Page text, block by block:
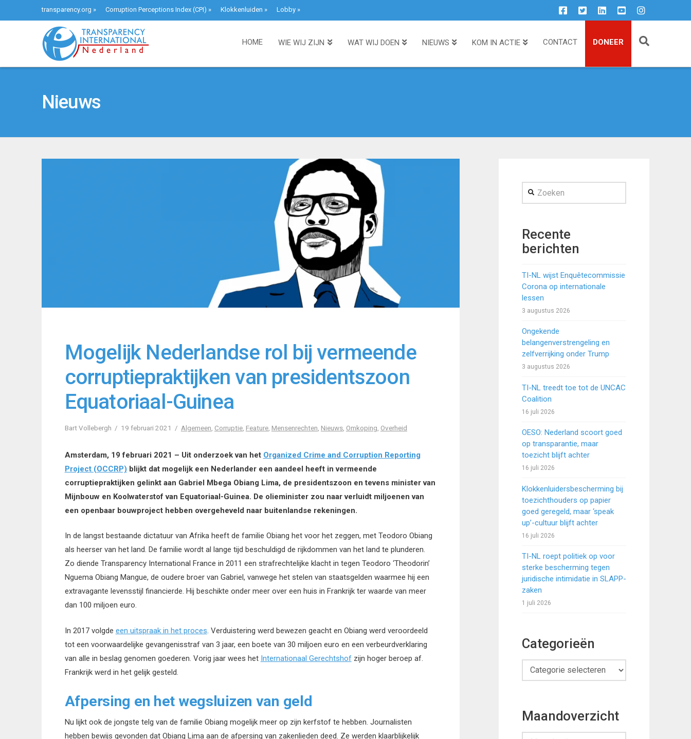
transparency.org » Corruption Perceptions Index (CPI) » Klokkenluiden » Lobby»
HOME WIE WIJ ZIJN WAT WIJ DOEN NIEUWS KOM IN ACTIE CONTACT DONEER
Nieuws
Mogelijk Nederlandse rol bij vermeende
corruptiepraktijken van presidentszoon
Equatoriaal-Guinea
Bart Vollebergh 19 februari 2021 Algemeen Corruptie, Feature, Mensenrechten Nieuws, Omkoping Overheid
Amsterdam, 19 februari 2021 – Uit onderzoek van het Organized Crime and Corruption Reporting
Project (OCCRP) blijkt dat mogelijk een Nederlander een aandeel heeft in vermeende
corruptiepraktijken gelinkt aan Gabriel Mbega Obiang Lima, de presidentszoon en tevens minister van
Mijnbouw en Koolwaterstof van Equatoriaal-Guinea. De olieminister zou naar verluidt miljoenen van
een openbaar bouwproject hebben overgeheveld naar buitenlandse rekeningen.
In de langst bestaande dictatuur van Afrika heeft de familie Obiang het voor het zeggen, met Teodoro Obiang
als heerser van het land. De familie wordt al lange tijd beschuldigd de rijkdommen van het land te plunderen.
Zo diende Transparency International France in 2011 een strafrechtelijke klacht in tegen Teodoro ‘Theodorin’
Nguema Obiang Mangue, de oudere broer van Gabriel, vanwege het stelen van staatsgelden waarmee hij een
extravagante levensstijl financierde. Hij beschikte onder meer over een huis in Frankrijk ter waarde van meer
dan 100 miljoen euro.
In 2017 volgde een uitspraak in het proces . Verduistering werd bewezen geacht en Obiang werd veroordeeld
tot een voorwaardelijke gevangenisstraf van 3 jaar, een boete van 30 miljoen euro en een verbeurdverklaring
van alle in beslag genomen goederen. Vorig jaar wees het Internationaal Gerechtshofzijn hoger beroep af.
Frankrijk werd in het gelijk gesteld.
Afpersing en het wegsluizen van geld
Nu lijkt ook de jongste telg van de familie Obiang mogelijk meer op zijn kerfstof te hebben. Journalisten
hebben bewijs gevonden dat Obiang Lima aan de afpersing van zakenlieden deed. Ze werden klaarblijkelijk
Zoeken
Recente
berichten
TI-NL wijst Enquêtecommissie
Corona op internationale
lessen
3 augustus 2026
Ongekende
belangenverstrengeling en
zelfverrijking onder Trump
3 augustus 2026
TI-NL treedt toe tot de UNCAC
Coalition
16 juli 2026
OESO: Nederland scoort goed
op transparantie, maar
toezicht blijft achter
16 juli 2026
Klokkenluidersbescherming bij
toezichthouders op papier
goed geregeld, maar ‘speak
up’-cultuur blijft achter
16 juli 2026
TI-NL roept politiek op voor
sterke bescherming tegen
juridische intimidatie in SLAPP-
zaken
1 juli 2026
Categorieën
Categorieën
Maandoverzicht